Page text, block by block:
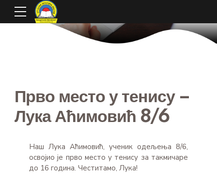
Прво место у тенису –
Лука Аћимовић 8/6
Наш Лука Аћимовић, ученик одељења 8/6,
освојио је прво место у тенису за такмичаре
до 16 година. Честитамо, Лука!